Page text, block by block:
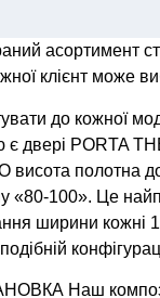
асортимент
клієнт може
до кожної
двері PORTA
полотна
100». Це
ширини кожні
композит